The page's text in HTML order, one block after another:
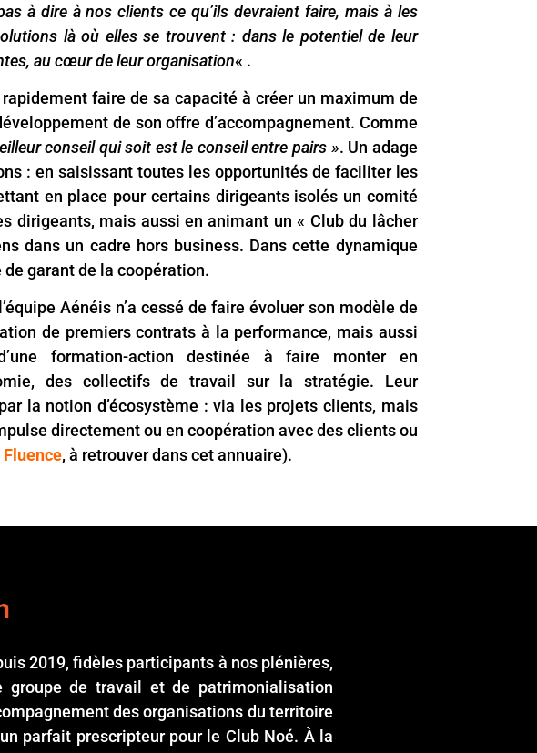
à dire à nos clients ce qu’ils devraient faire, mais à les
là où elles se trouvent : dans le potentiel de leur
au cœur de leur organisation« .
faire de sa capacité à créer un maximum de
de son offre d’accompagnement. Comme
conseil qui soit est le conseil entre pairs ». Un adage
: en saisissant toutes les opportunités de faciliter les
en place pour certains dirigeants isolés un comité
dirigeants, mais aussi en animant un « Club du lâcher
dans un cadre hors business. Dans cette dynamique
garant de la coopération.
Aénéis n’a cessé de faire évoluer son modèle de
de premiers contrats à la performance, mais aussi
formation-action destinée à faire monter en
des collectifs de travail sur la stratégie. Leur
la notion d’écosystème : via les projets clients, mais
directement ou en coopération avec des clients ou
Fluence, à retrouver dans cet annuaire).
2019, fidèles participants à nos plénières,
groupe de travail et de patrimonialisation
des organisations du territoire
parfait prescripteur pour le Club Noé. À la